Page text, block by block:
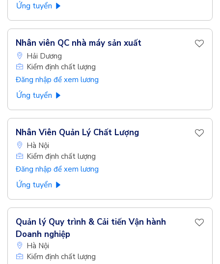
Ứng tuyển
Nhân viên QC nhà máy sản xuất
Hải Dương
Kiểm định chất lượng
Đăng nhập để xem lương
Ứng tuyển
Nhân Viên Quản Lý Chất Lượng
Hà Nội
Kiểm định chất lượng
Đăng nhập để xem lương
Ứng tuyển
Quản lý Quy trình & Cải tiến Vận hành
Doanh nghiệp
Hà Nội
Kiểm định chất lượng